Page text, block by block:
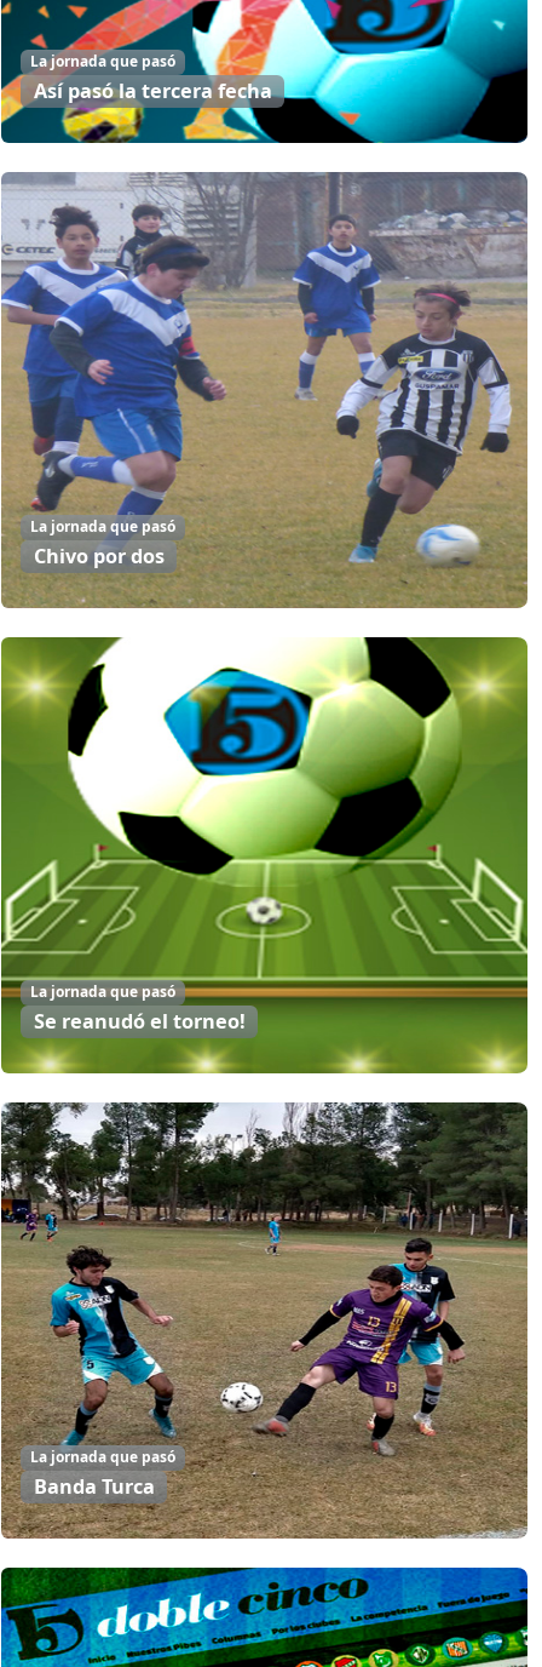
La jornada que pasó
Así pasó la tercera fecha
La jornada que pasó
Chivo por dos
La jornada que pasó
Se reanudó el torneo!
La jornada que pasó
Banda Turca